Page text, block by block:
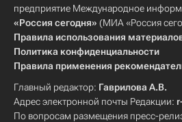
предприятие Международное
«Россия сегодня» (МИА «Россия
Правила использования
Политика конфиденциальности
Правила применения
Главный редактор: Гаврилова А.В.
Адрес электронной почты Редакции:
По вопросам размещения пресс-